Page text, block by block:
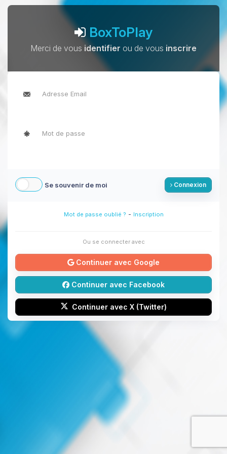
BoxToPlay
Merci de vous identifier ou de vous inscrire
Se souvenir de moi Connexion
Mot de passe oublié ? - Inscription
Ou se connecter avec
Continuer avec Google
Continuer avec Facebook
Continuer avec X (Twitter)